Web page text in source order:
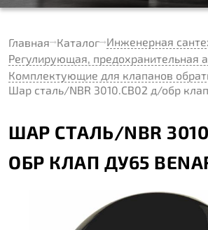
Главная Каталог Инженерная
Регулирующая, предохранительная
Комплектующие для клапанов
Шар сталь/NBR 3010.СB02 д/обр
ШАР СТАЛЬ/NBR
ОБР КЛАП ДУ65